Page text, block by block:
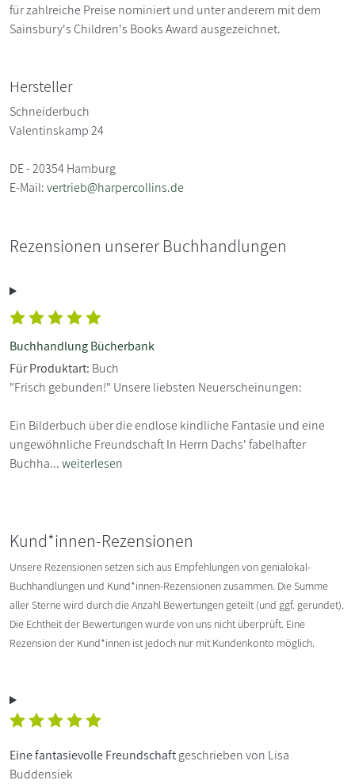
für zahlreiche Preise nominiert und unter anderem mit dem
Sainsbury's Children's Books Award ausgezeichnet.
Hersteller
Schneiderbuch
Valentinskamp 24
DE - 20354 Hamburg
E-Mail:vertrieb@harpercollins.de
Rezensionen unserer Buchhandlungen
Buchhandlung Bücherbank
Für Produktart: Buch
"Frisch gebunden!" Unsere liebsten Neuerscheinungen:
Ein Bilderbuch über die endlose kindliche Fantasie und eine
ungewöhnliche Freundschaft In Herrn Dachs' fabelhafter
Buchha...weiterlesen
Kund*innen-Rezensionen
Unsere Rezensionen setzen sich aus Empfehlungen von genialokal-
Buchhandlungen und Kund*innen-Rezensionen zusammen. Die Summe
aller Sterne wird durch die Anzahl Bewertungen geteilt (und ggf. gerundet).
Die Echtheit der Bewertungen wurde von uns nicht überprüft. Eine
Rezension der Kund*innen ist jedoch nur mit Kundenkonto möglich.
Eine fantasievolle Freundschaftgeschrieben von Lisa
Buddensiek